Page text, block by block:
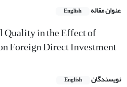
عنوان مقاله English
in the Effect of
Foreign Direct Investment
نویسندگان English